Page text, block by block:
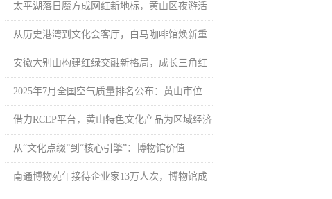
太平湖落日魔方成网红新地标，黄山区夜游活
从历史港湾到文化会客厅，白马咖啡馆焕新重
安徽大别山构建红绿交融新格局，成长三角红
2025年7月全国空气质量排名公布：黄山市位
借力RCEP平台，黄山特色文化产品为区域经济
从“文化点缀”到“核心引擎”：博物馆价值
南通博物苑年接待企业家13万人次，博物馆成